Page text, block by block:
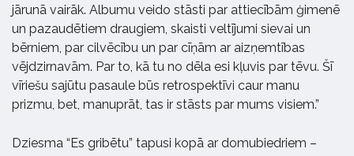
jārunā vairāk. Albumu veido stāsti par attiecībām ģimenē
un pazaudētiem draugiem, skaisti veltījumi sievai un
bērniem, par cilvēcību un par cīņām ar aizņemtības
vējdzirnavām. Par to, kā tu no dēla esi kļuvis par tēvu. Šī
vīriešu sajūtu pasaule būs retrospektīvi caur manu
prizmu, bet, manuprāt, tas ir stāsts par mums visiem.”
Dziesma “Es gribētu” tapusi kopā ar domubiedriem –